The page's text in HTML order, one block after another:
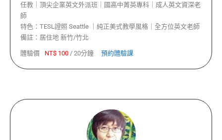
任教｜頂尖企業英文外派班｜國高中菁英專科｜成人英文資深老
師
特色： TESL證照 Seattle ｜純正美式教學風格｜全方位英文老師
備註： 居住地 新竹/竹北
體驗價 NT$ 100 / 20分鐘 預約體驗課